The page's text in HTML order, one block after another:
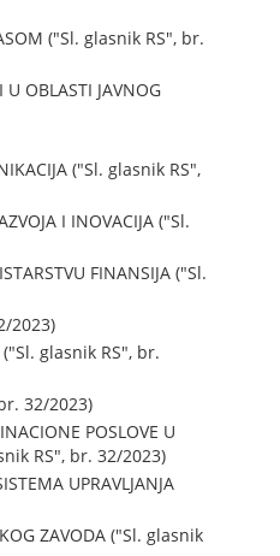
("Sl. glasnik RS", br.
OBLASTI JAVNOG
("Sl. glasnik RS",
I INOVACIJA ("Sl.
FINANSIJA ("Sl.
2023)
("Sl. glasnik RS", br.
br. 32/2023)
POSLOVE U
RS", br. 32/2023)
UPRAVLJANJA
ZAVODA ("Sl. glasnik